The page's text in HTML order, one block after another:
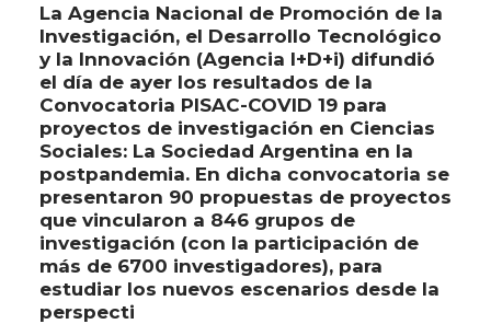
La Agencia Nacional de Promoción de la
Investigación, el Desarrollo Tecnológico
y la Innovación (Agencia I+D+i) difundió
el día de ayer los resultados de la
Convocatoria PISAC-COVID 19 para
proyectos de investigación en Ciencias
Sociales: La Sociedad Argentina en la
postpandemia. En dicha convocatoria se
presentaron 90 propuestas de proyectos
que vincularon a 846 grupos de
investigación (con la participación de
más de 6700 investigadores), para
estudiar los nuevos escenarios desde la
perspecti